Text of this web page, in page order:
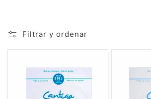
Filtrar y ordenar